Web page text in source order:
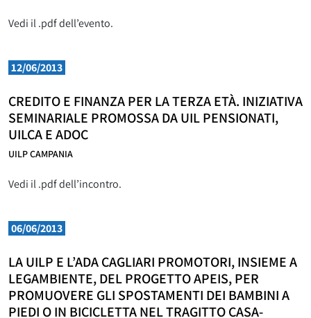
Vedi il .pdf dell’evento.
12/06/2013
CREDITO E FINANZA PER LA TERZA ETÀ. INIZIATIVA
SEMINARIALE PROMOSSA DA UIL PENSIONATI,
UILCA E ADOC
UILP CAMPANIA
Vedi il .pdf dell’incontro.
06/06/2013
LA UILP E L’ADA CAGLIARI PROMOTORI, INSIEME A
LEGAMBIENTE, DEL PROGETTO APEIS, PER
PROMUOVERE GLI SPOSTAMENTI DEI BAMBINI A
PIEDI O IN BICICLETTA NEL TRAGITTO CASA-